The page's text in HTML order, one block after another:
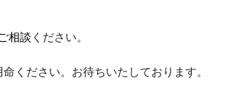
相談 ください。
ください。お待ちいたしております。